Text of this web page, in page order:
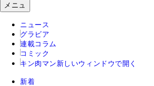
メニュ
ニュース
グラビア
連載コラム
コミック
キン肉マン 新しいウィンドウで開く
新着